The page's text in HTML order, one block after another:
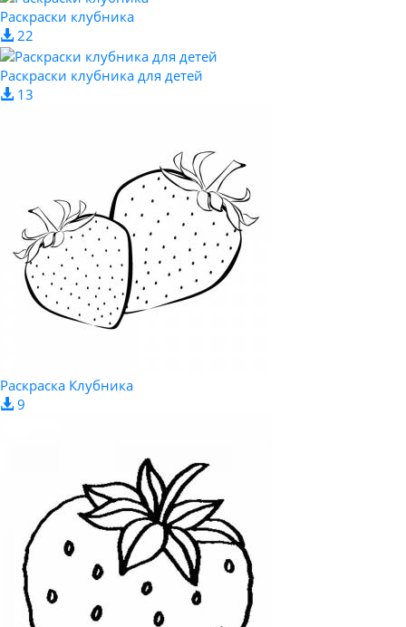
Раскраски клубника
22
Раскраски клубника для детей
13
Раскраска Клубника
9